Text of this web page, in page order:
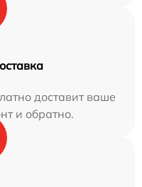
доставит ваше
и обратно.